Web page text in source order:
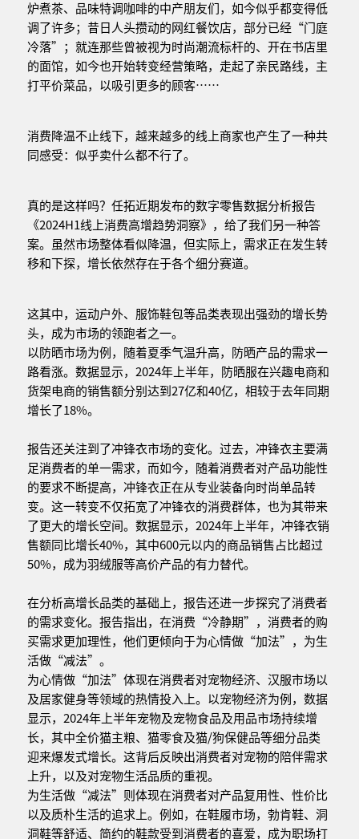
炉煮茶、品味特调咖啡的中产朋友们，如今似乎都变得低
调了许多；昔日人头攒动的网红餐饮店，部分已经“门庭
冷落”；就连那些曾被视为时尚潮流标杆的、开在书店里
的面馆，如今也开始转变经营策略，走起了亲民路线，主
打平价菜品，以吸引更多的顾客……
消费降温不止线下，越来越多的线上商家也产生了一种共
同感受：似乎卖什么都不行了。
真的是这样吗？任拓近期发布的数字零售数据分析报告
《2024H1线上消费高增趋势洞察》，给了我们另一种答
案。虽然市场整体看似降温，但实际上，需求正在发生转
移和下探，增长依然存在于各个细分赛道。
这其中，运动户外、服饰鞋包等品类表现出强劲的增长势
头，成为市场的领跑者之一。
以防晒市场为例，随着夏季气温升高，防晒产品的需求一
路看涨。数据显示，2024年上半年，防晒服在兴趣电商和
货架电商的销售额分别达到27亿和40亿，相较于去年同期
增长了18%。
报告还关注到了冲锋衣市场的变化。过去，冲锋衣主要满
足消费者的单一需求，而如今，随着消费者对产品功能性
的要求不断提高，冲锋衣正在从专业装备向时尚单品转
变。这一转变不仅拓宽了冲锋衣的消费群体，也为其带来
了更大的增长空间。数据显示，2024年上半年，冲锋衣销
售额同比增长40%，其中600元以内的商品销售占比超过
50%，成为羽绒服等高价产品的有力替代。
在分析高增长品类的基础上，报告还进一步探究了消费者
的需求变化。报告指出，在消费“冷静期”，消费者的购
买需求更加理性，他们更倾向于为心情做“加法”，为生
活做“减法”。
为心情做“加法”体现在消费者对宠物经济、汉服市场以
及居家健身等领域的热情投入上。以宠物经济为例，数据
显示，2024年上半年宠物及宠物食品及用品市场持续增
长，其中全价猫主粮、猫零食及猫/狗保健品等细分品类
迎来爆发式增长。这背后反映出消费者对宠物的陪伴需求
上升，以及对宠物生活品质的重视。
为生活做“减法”则体现在消费者对产品复用性、性价比
以及质朴生活的追求上。例如，在鞋履市场，勃肯鞋、洞
洞鞋等舒适、简约的鞋款受到消费者的喜爱，成为职场打